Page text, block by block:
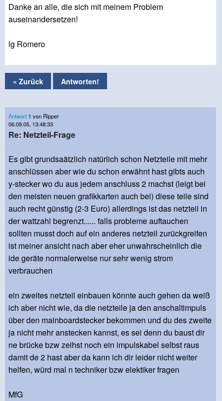
Danke an alle, die sich mit meinem Problem
auseinandersetzen!
lg Romero
« Zurück Antworten!
Antwort 1 von Ripper
06.09.05, 13:48:33
Re: Netzteil-Frage
Es gibt grundsaätzlich natürlich schon Netzteile mit mehr
anschlüssen aber wie du schon erwähnt hast gibts auch
y-stecker wo du aus jedem anschluss 2 machst (leigt bei
den meisten neuen grafikkarten auch bei) diese teile sind
auch recht günstig (2-3 Euro) allerdings ist das netzteil in
der wattzahl begrenzt...... falls probleme auftauchen
sollten musst doch auf ein anderes netzteil zurückgreifen
ist meiner ansicht nach aber eher unwahrscheinlich die
ide geräte normalerweise nur sehr wenig strom
verbrauchen
ein zweites netzteil einbauen könnte auch gehen da weiß
ich aber nicht wie, da die netzteile ja den anschaltimpuls
über den mainboardstecker bekommen und du des zweite
ja nicht mehr anstecken kannst, es sei denn du baust dir
ne brücke bzw zeihst noch ein impulskabel selbst raus
damit de 2 hast aber da kann ich dir leider nicht weiter
helfen, würd mal n techniker bzw elektiker fragen
MfG